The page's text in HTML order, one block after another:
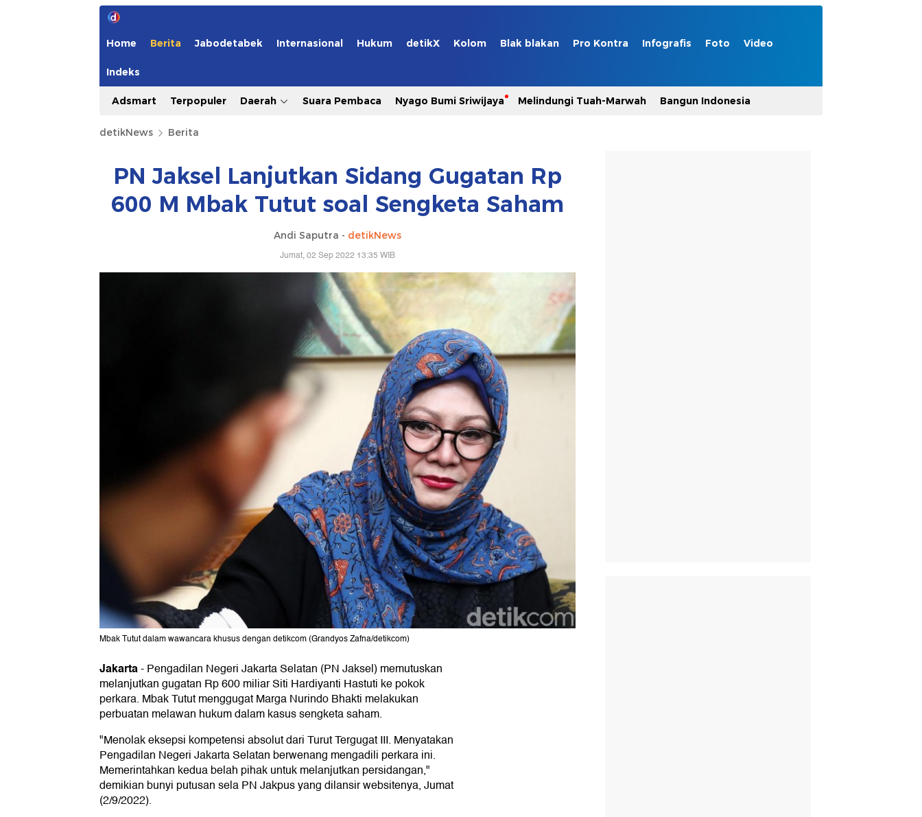
Home Berita Jabodetabek Internasional Hukum detikX Kolom Blak blakan Pro Kontra Infografis Foto Video
Indeks
Adsmart Terpopuler Daerah Suara Pembaca Nyago Bumi Sriwijaya Melindungi Tuah-Marwah Bangun Indonesia
detikNews Berita
PN Jaksel Lanjutkan Sidang Gugatan Rp
600 M Mbak Tutut soal Sengketa Saham
Andi Saputra - detikNews
Jumat, 02 Sep 2022 13:35 WIB
Mbak Tutut dalam wawancara khusus dengan detikcom (Grandyos Zafna/detikcom)
Jakarta-Pengadilan Negeri Jakarta Selatan (PN Jaksel) memutuskan
melanjutkan gugatan Rp 600 miliar Siti Hardiyanti Hastuti ke pokok
perkara. Mbak Tutut menggugat Marga Nurindo Bhakti melakukan
perbuatan melawan hukum dalam kasus sengketa saham.
"Menolak eksepsi kompetensi absolut dari Turut Tergugat III. Menyatakan
Pengadilan Negeri Jakarta Selatan berwenang mengadili perkara ini.
Memerintahkan kedua belah pihak untuk melanjutkan persidangan,"
demikian bunyi putusan sela PN Jakpus yang dilansir websitenya, Jumat
(2/9/2022).